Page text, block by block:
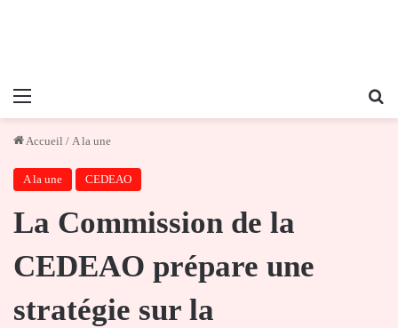
Menu
Accueil / A la une
A la une CEDEAO
La Commission de la
CEDEAO prépare une
stratégie sur la